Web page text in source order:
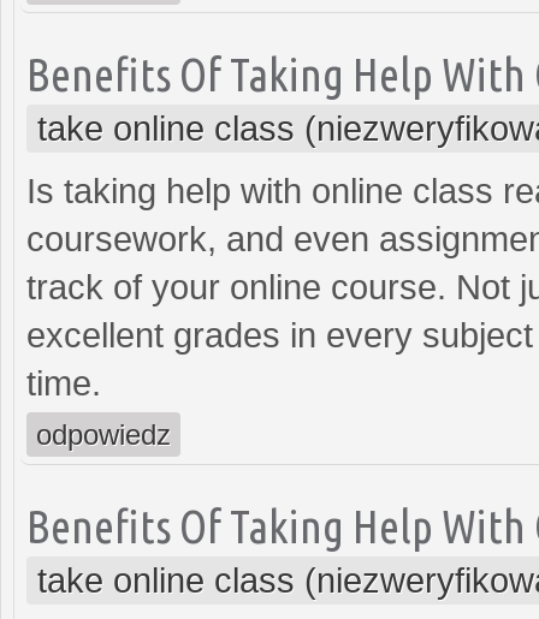
Benefits Of Taking Help With
take online class
Is taking help with online class
coursework, and even
track of your online course. Not
excellent grades in every
time.
odpowiedz
Benefits Of Taking Help With
take online class